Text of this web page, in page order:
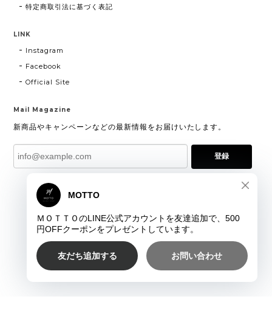
特定商取引法に基づく表記
LINK
Instagram
Facebook
Official Site
Mail Magazine
新商品やキャンペーンなどの最新情報をお届けいたします。
登録